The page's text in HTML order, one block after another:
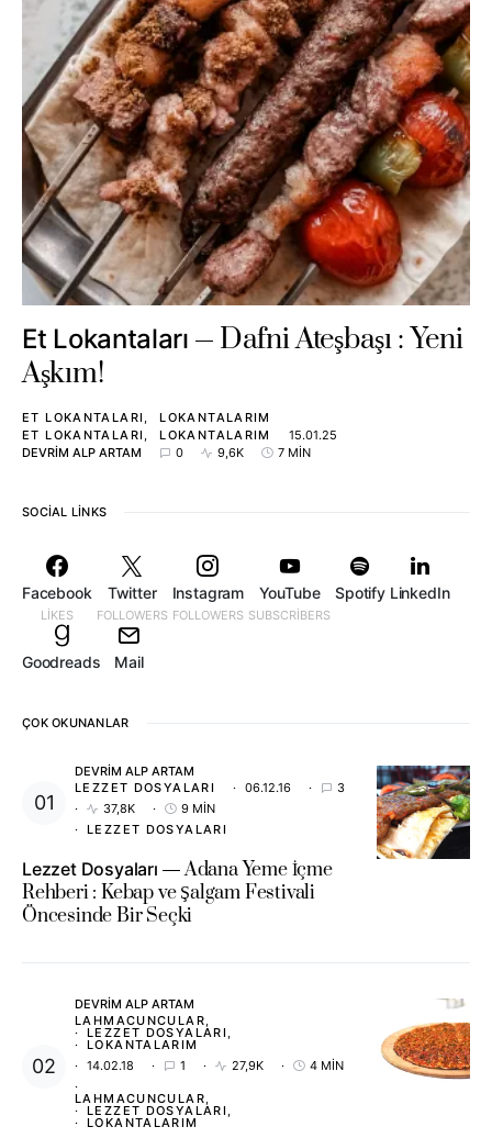
Et Lokantaları
Dafni Ateşbaşı : Yeni
Aşkım!
ET LOKANTALARI
LOKANTALARIM
ET LOKANTALARI
LOKANTALARIM
15.01.25
DEVRIM ALP ARTAM
0 9,6K 7 MIN
SOCIAL LINKS
Facebook
LIKES
Twitter
FOLLOWERS
Instagram
FOLLOWERS
YouTube
SUBSCRIBERS
Spotify LinkedIn
Goodreads Mail
ÇOK OKUNANLAR
DEVRIM ALP ARTAM
LEZZET DOSYALARI
06.12.16
3
37,8K
9 MIN
LEZZET DOSYALARI
Lezzet Dosyaları
Adana Yeme İçme
Rehberi : Kebap ve Şalgam Festivali
Öncesinde Bir Seçki
DEVRIM ALP ARTAM
LAHMACUNCULAR
LEZZET DOSYALARI
LOKANTALARIM
14.02.18
1 27,9K 4 MIN
LAHMACUNCULAR
LEZZET DOSYALARI
LOKANTALARIM